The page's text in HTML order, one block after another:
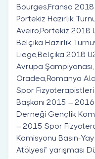
Bourges,Fransa 2018
Portekiz Hazırlık
Aveiro,Portekiz 2018
Belçika Hazırlık
Liege,Belçika 2018
Avrupa
Oradea,Romanya
Spor
Başkanı 2015 –
Derneği Gençlik
– 2015 Spor
Komisyonu Basın-
Atölyesi” yarışması